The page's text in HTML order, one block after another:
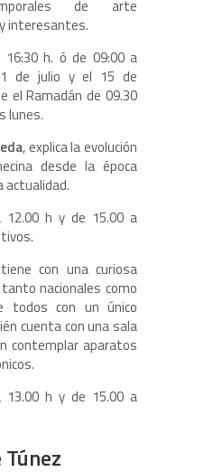
de arte
interesantes.
16:30 h. ó de 09:00 a
de julio y el 15 de
el Ramadán de 09.30
lunes.
, explica la evolución
desde la época
actualidad.
12.00 h y de 15.00 a
tiene con una curiosa
nacionales como
todos con un único
cuenta con una sala
contemplar aparatos
13.00 h y de 15.00 a